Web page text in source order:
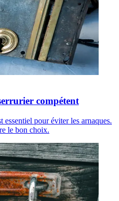
compétent
pour éviter les arnaques.
le bon choix.